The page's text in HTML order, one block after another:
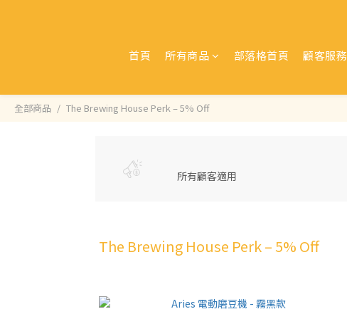
首頁 所有商品 部落格首頁 顧客服務
全部商品 The Brewing House Perk – 5% Off
所有顧客適用
The Brewing House Perk – 5% Off